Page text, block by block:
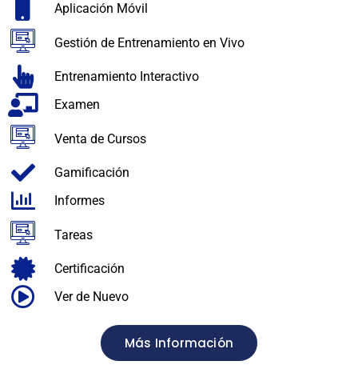
Aplicación Móvil
Gestión de Entrenamiento en Vivo
Entrenamiento Interactivo
Examen
Venta de Cursos
Gamificación
Informes
Tareas
Certificación
Ver de Nuevo
Más Información